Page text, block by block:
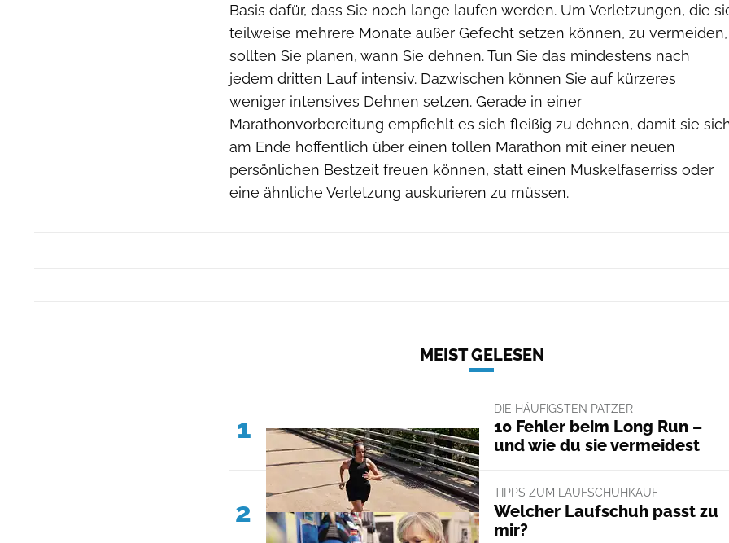
Basis dafür, dass Sie noch lange laufen werden. Um Verletzungen, die
teilweise mehrere Monate außer Gefecht setzen können, zu vermeiden,
sollten Sie planen, wann Sie dehnen. Tun Sie das mindestens nach
jedem dritten Lauf intensiv. Dazwischen können Sie auf kürzeres
weniger intensives Dehnen setzen. Gerade in einer
Marathonvorbereitung empfiehlt es sich fleißig zu dehnen, damit sie
am Ende hoffentlich über einen tollen Marathon mit einer neuen
persönlichen Bestzeit freuen können, statt einen Muskelfaserriss oder
eine ähnliche Verletzung auskurieren zu müssen.
MEIST GELESEN
1
DIE HÄUFIGSTEN PATZER
10 Fehler beim Long Run –
und wie du sie vermeidest
2
TIPPS ZUM LAUFSCHUHKAUF
Welcher Laufschuh passt zu
mir?